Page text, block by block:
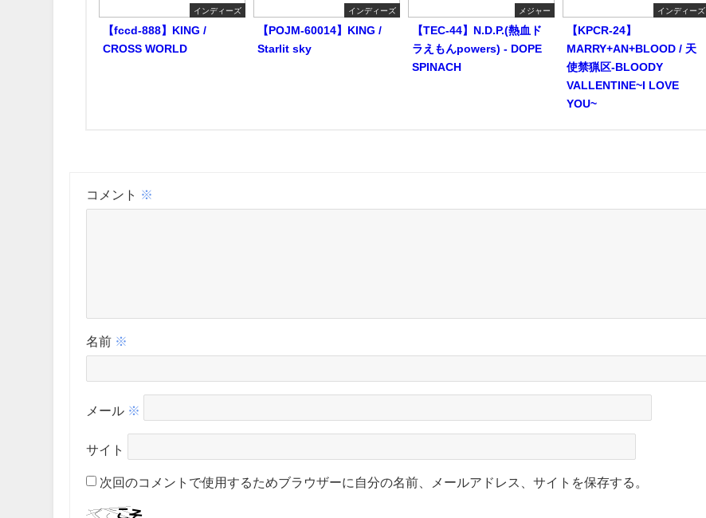
インディーズ
【fccd-888】KING /
CROSS WORLD
インディーズ
【POJM-60014】KING /
Starlit sky
メジャー
【TEC-44】N.D.P.(熱血ド
ラえもんpowers) - DOPE
SPINACH
インディーズ
【KPCR-24】
MARRY+AN+BLOOD / 天
使禁猟区-BLOODY
VALLENTINE~I LOVE
YOU~
コメント ※
名前 ※
メール ※
サイト
次回のコメントで使用するためブラウザーに自分の名前、メールアドレス、サイトを保存する。